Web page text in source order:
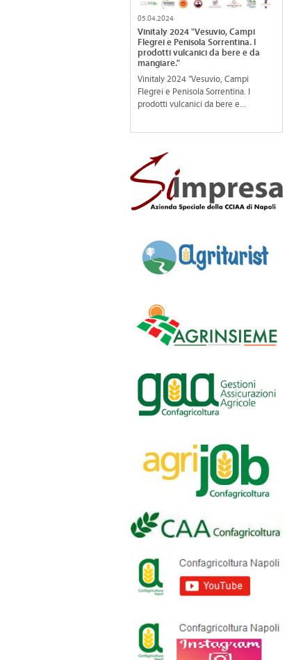
05.04.2024
Vinitaly 2024 "Vesuvio, Campi
Flegrei e Penisola Sorrentina. I
prodotti vulcanici da bere e da
mangiare."
Vinitaly 2024 "Vesuvio, Campi
Flegrei e Penisola Sorrentina. I
prodotti vulcanici da bere e...